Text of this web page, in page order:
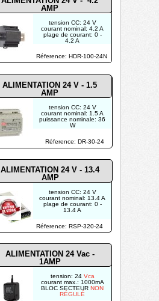
ALIMENTATION 24 V - 1.5
AMP
AMP
ALIMENTATION 24 V - 13.4
AMP
Réference: DR-30-24
Réference: RSP-320-24
Réference: HDR-100-24N
tension CC: 24 V
courant nominal: 1.5 A
puissance nominale: 36
W
tolérance de tension: ±
1.0 %
INDUSTRIEL
tension CC: 24 V
courant nominal: 4.2 A
plage de courant: 0 -
4.2 A
POUR USAGE
INDUSTRIEL
tension CC: 24 V
courant nominal: 13.4 A
plage de courant: 0 -
13.4 A
tension: 24 Vca
courant max.: 1000mA
BLOC SECTEUR NON
RÉGULÉ
ALIMENTATION 24 Vac -
1AMP